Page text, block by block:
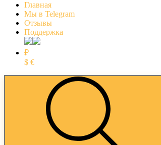
Главная
Мы в Telegram
Отзывы
Поддержка
₽
$ €